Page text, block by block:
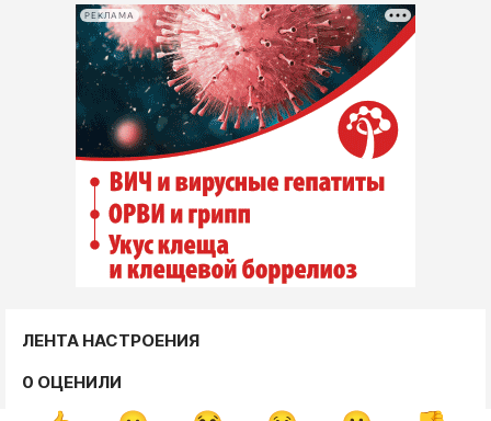
РЕКЛАМА
ЛЕНТА НАСТРОЕНИЯ
0 ОЦЕНИЛИ